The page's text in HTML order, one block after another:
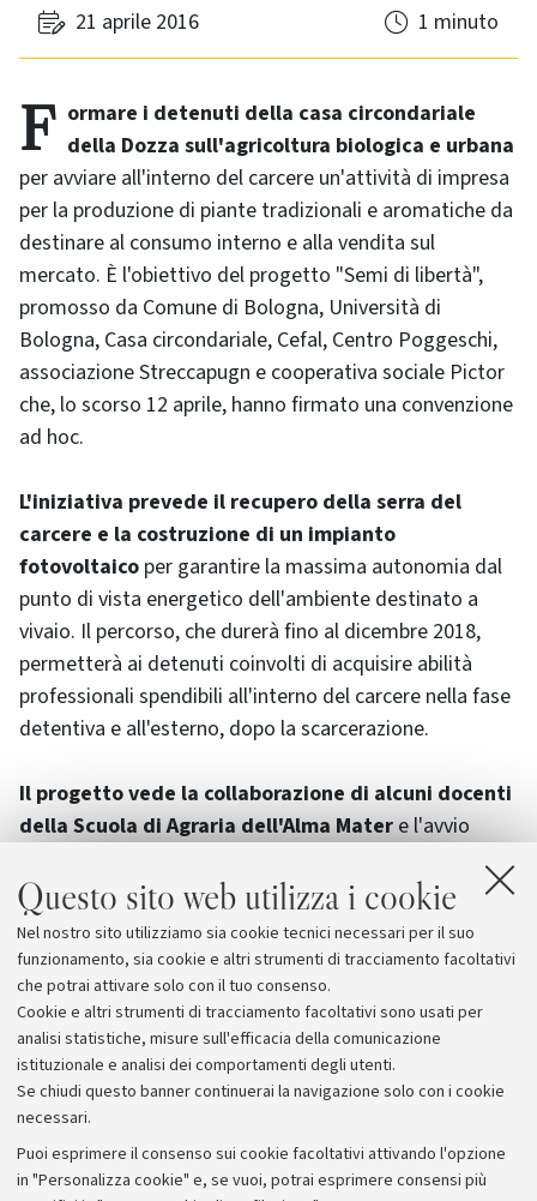
Questo sito web utilizza i cookie
Nel nostro sito utilizziamo sia cookie tecnici necessari per il suo
funzionamento, sia cookie e altri strumenti di tracciamento facoltativi
che potrai attivare solo con il tuo consenso.
Cookie e altri strumenti di tracciamento facoltativi sono usati per
analisi statistiche, misure sull'efficacia della comunicazione
istituzionale e analisi dei comportamenti degli utenti.
Se chiudi questo banner continuerai la navigazione solo con i cookie
necessari.
Puoi esprimere il consenso sui cookie facoltativi attivando l'opzione
in "Personalizza cookie" e, se vuoi, potrai esprimere consensi più
21 aprile 2016 1 minuto
Formare i detenuti della casa circondariale della Dozza sull'agricoltura biologica e urbana
per avviare all'interno del carcere un'attività di impresa
per la produzione di piante tradizionali e aromatiche da
destinare al consumo interno e alla vendita sul
mercato. È l'obiettivo del progetto "Semi di libertà",
promosso da Comune di Bologna, Università di
Bologna, Casa circondariale, Cefal, Centro Poggeschi,
associazione Streccapugn e cooperativa sociale Pictor
che, lo scorso 12 aprile, hanno firmato una convenzione
ad hoc.
L'iniziativa prevede il recupero della serra del
carcere e la costruzione di un impianto
fotovoltaico per garantire la massima autonomia dal
punto di vista energetico dell'ambiente destinato a
vivaio. Il percorso, che durerà fino al dicembre 2018,
permetterà ai detenuti coinvolti di acquisire abilità
professionali spendibili all'interno del carcere nella fase
detentiva e all'esterno, dopo la scarcerazione.
Il progetto vede la collaborazione di alcuni docenti
della Scuola di Agraria dell'Alma Matere l'avvio
dell'attività di impresa all'interno della quale occupare
detenuti per la produzione agricola di piante
tradizionali e aromatiche destinata al consumo interno
ed alla vendita sul mercato. Tutte le coltivazioni
avranno certificazione biologica.
Archivio
Comunicati stampa